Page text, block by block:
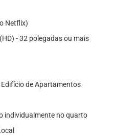
Netflix)
- 32 polegadas ou mais
de Apartamentos
individualmente no quarto